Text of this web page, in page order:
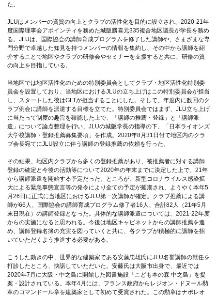
た。
JLUはメンバーの資質の向上とクラブの活性化を目的に設立され、2020-21年
度国際理事会アポインティを務めた城阪勝喜元335複合地区議長が学長を務め
る。JLUは、国際協会の講師育成プログラムを修了した講師や、さまざまな専
門分野で卓越した知見を持つメンバーの情報を集約し、その中から講師を紹
介することで地区やクラブの研修会やセミナーを支援すると共に、研修の質
の向上を目指している。
当地区では地区活性化のための特別委員会としてクラブ・地区活性化特別委
員会を設置しており、当地区におけるJLUの立ち上げはこの特別委員会が担当
し、スタートした後はGLTが担当することにした。そして、年度内に数回のク
ラブ例会に講師を派遣する目標を立てた。特別委員会ではまず、JLU立ち上げ
に当たって制度の趣旨を確認した上で、「講師の推薦・登録」と「講師派
遣」について論点整理を行い、JLUの城阪学長の指導の下、「日本ライオンズ
大学校講師・登録推薦募集要項」を作成。2020年8月31日付で地区内のクラ
ブ会長宛てにJLU設立に伴う講師の登録推薦の依頼を行った。
その結果、地区内クラブから多くの登録推薦があり、被推薦者に対する講師
登録の確定と今後の活動等について2020年の年末までに決定した上で、21年
から講師派遣を開始する予定だった。ところが、新型コロナウイルス感染拡
大による緊急事態宣言等の発令により全ての予定が延期され、ようやく本年5
月26日に正式に当地区におけるJLU第一次講師が確定。クラブ推薦による講
師が66人、国際協会の講師育成プログラム修了者16人、合計82人（21年5月
末日現在）の講師登録となった。具体的な講師派遣については、2021-22年度
からの実施になると思われる。今後は地区キャビネットからの講師推薦を進
め、講師登録名簿の充実を図っていくと共に、各クラブが積極的に講師を招
いていただくよう推進する必要がある。
こうした動きの中、世界的な建築家である安藤忠雄氏にJLU名誉講師の就任を
打診したところ、快諾していただいた。安藤氏は大阪市出身で、最近では
2020年7月に大阪・中之島に開館した図書施設「こども本の森 中之島」を提
案・設計されている。本年4月には、フランス政府からレジオン・ドヌール勲
章のコマンドール章を建築家として初めて受賞された。この勲章はナポレオ